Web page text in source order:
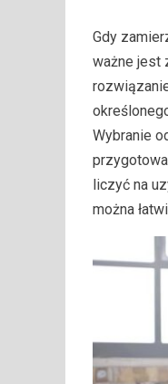
Gdy
ważne jest
Wybranie
liczyć na
można